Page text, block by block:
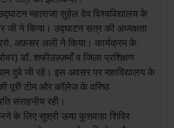
महाराजा सुहेल देव विश्वविद्यालय के
जी ने किया। उद्घाटन सत्र की अध्यक्षता
प्रो. अफ़सर अली ने किया। कार्यक्रम के
डॉ. शफीउज़्ज़माँ व जिला प्रशिक्षण
दुबे जी रहे। इस अवसर पर महाविद्यालय के
पूरी टीम और कॉलेज के वरिष्ठ
सराहनीय रही।
के लिए सुश्री ऊषा कुशवाहा शिविर